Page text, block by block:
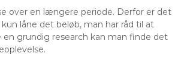
over en længere periode. Derfor er det
låne det beløb, man har råd til at
grundig research kan man finde det